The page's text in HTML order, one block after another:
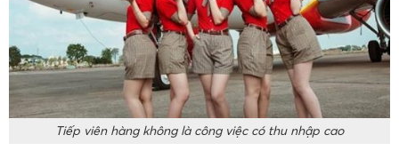
Tiếp viên hàng không là công việc có thu nhập cao